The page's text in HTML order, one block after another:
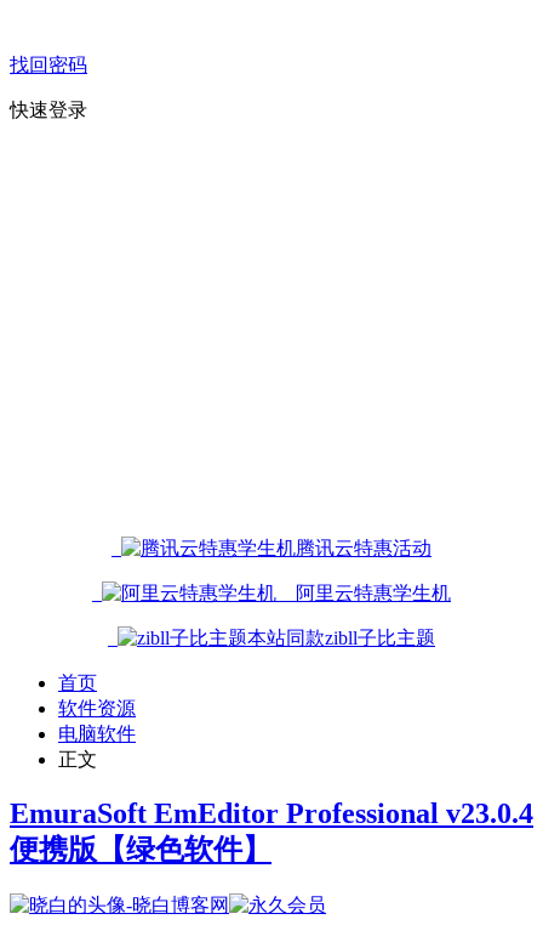
找回密码
快速登录
腾讯云特惠活动
阿里云特惠学生机
本站同款zibll子比主题
首页
软件资源
电脑软件
正文
EmuraSoft EmEditor Professional v23.0.4
便携版 【绿色软件】